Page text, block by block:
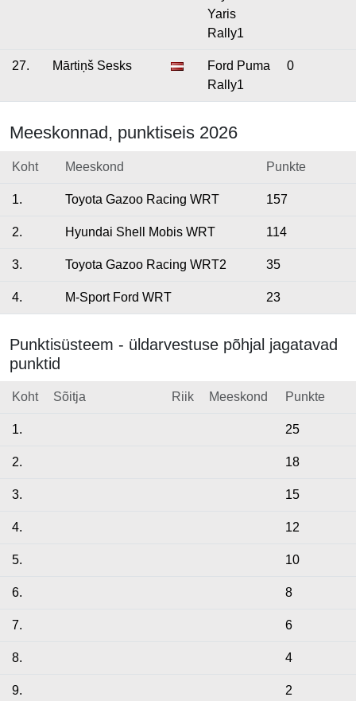
Yaris
Rally1
27. Mārtiņš Sesks
Ford Puma
Rally1
0
Meeskonnad, punktiseis 2026
Koht Meeskond Punkte
1. Toyota Gazoo Racing WRT 157
2. Hyundai Shell Mobis WRT 114
3. Toyota Gazoo Racing WRT2 35
4. M-Sport Ford WRT 23
Punktisüsteem - üldarvestuse põhjal jagatavad
punktid
Koht Sõitja Riik Meeskond Punkte
1. 25
2. 18
3. 15
4. 12
5. 10
6. 8
7. 6
8. 4
9. 2